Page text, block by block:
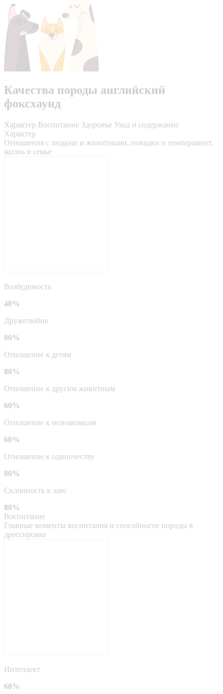
Качества породы английский
фоксхаунд
Характер Воспитание Здоровье Уход и содержание
Характер
Отношения с людьми и животными, повадки и темперамент,
жизнь в семье
Возбудимость
40%
Дружелюбие
80%
Отношение к детям
80%
Отношение к другим животным
60%
Отношение к незнакомцам
60%
Отношение к одиночеству
80%
Склонность к лаю
80%
Воспитание
Главные моменты воспитания и способности породы в
дрессировке
Интеллект
60%